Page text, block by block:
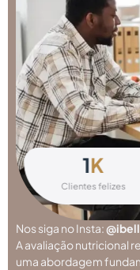
Nos siga no Insta:
A avaliação nutricional
uma abordagem
Clientes felizes
1K